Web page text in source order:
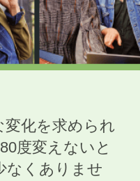
変化を求められ
度変えないと
なくありませ